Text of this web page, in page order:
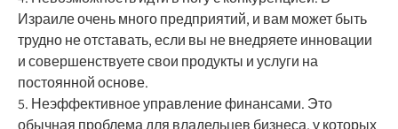
Израиле очень много предприятий, и вам может быть
трудно не отставать, если вы не внедряете инновации
и совершенствуете свои продукты и услуги на
постоянной основе.
5. Неэффективное управление финансами. Это
обычная проблема для владельцев бизнеса, у которых